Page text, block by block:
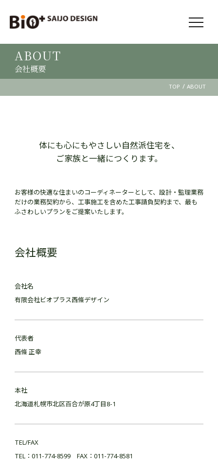
ABOUT
会社概要
TOP /ABOUT
体にも心にもやさしい自然派住宅を、
ご家族と一緒につくります。
お客様の快適な住まいのコーディネーターとして、設計・監理業務
だけの業務契約から、工事施工を含めた工事請負契約まで、最も
ふさわしいプランをご提案いたします。
会社概要
会社名
有限会社ビオプラス西條デザイン
代表者
西條 正幸
本社
北海道札幌市北区百合が原4丁目8-1
TEL/FAX
TEL：011-774-8599 FAX：011-774-8581